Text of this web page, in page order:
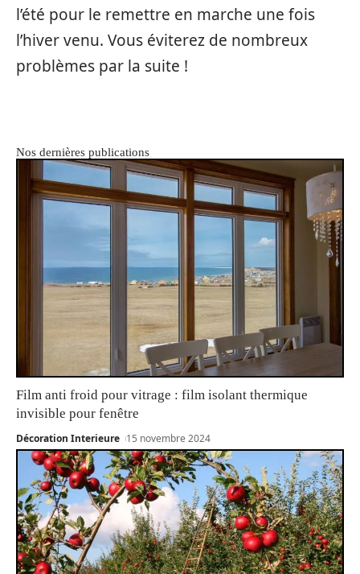
l’été pour le remettre en marche une fois
l’hiver venu. Vous éviterez de nombreux
problèmes par la suite !
Nos dernières publications
Film anti froid pour vitrage : film isolant thermique
invisible pour fenêtre
Décoration Interieure 15 novembre 2024